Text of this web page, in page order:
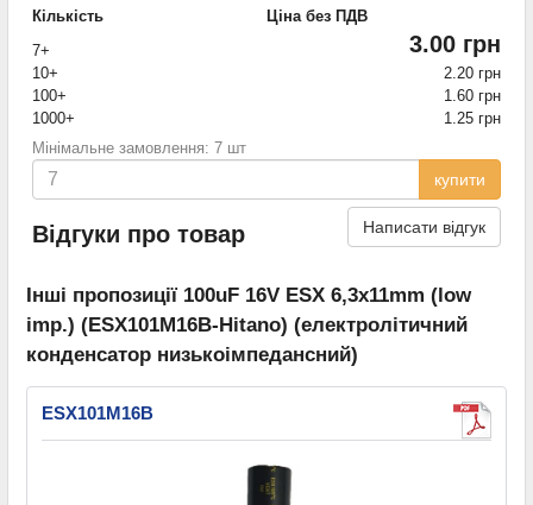
Кількість
Ціна без ПДВ
7+
3.00 грн
10+
2.20 грн
100+
1.60 грн
1000+
1.25 грн
Мінімальне замовлення: 7 шт
купити
Відгуки про товар Написати відгук
Інші пропозиції 100uF 16V ESX 6,3x11mm (low
imp.) (ESX101M16B-Hitano) (електролітичний
конденсатор низькоімпедансний)
ESX101M16B